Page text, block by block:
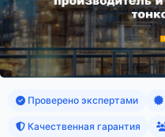
Проверено экспертами
Качественная гарантия